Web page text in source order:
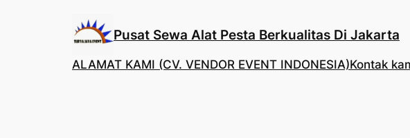
Pusat Sewa Alat Pesta Berkualitas Di Jakarta
ALAMAT KAMI (CV. VENDOR EVENT INDONESIA)Kontak